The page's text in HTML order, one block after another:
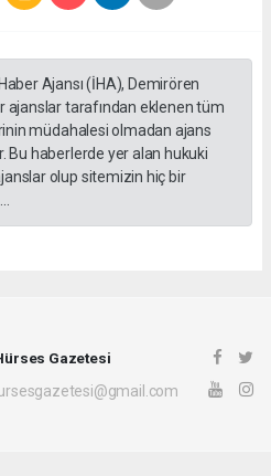
Ajansı (İHA), Demirören
ajanslar tarafından eklenen tüm
müdahalesi olmadan ajans
Bu haberlerde yer alan hukuki
olup sitemizin hiç bir
Gazetesi